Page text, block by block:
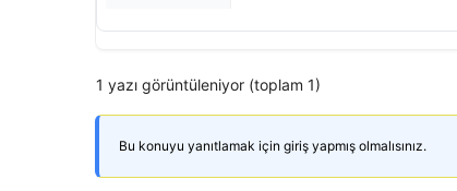
1 yazı görüntüleniyor (toplam 1)
Bu konuyu yanıtlamak için giriş yapmış olmalısınız.